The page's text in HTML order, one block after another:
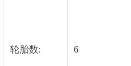
轮胎数: 6